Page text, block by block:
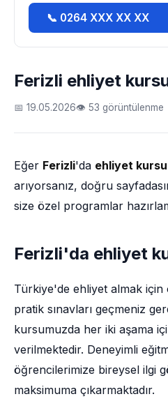
Ferizli ehliyet
📅 19.05.2026👁 53 görüntülenme
Eğer Ferizli'da ehliyet kursu
arıyorsanız, doğru
size özel programlar
Ferizli'da ehliyet
Türkiye'de ehliyet almak için
pratik sınavları geçmeniz
kursumuzda her iki aşama
verilmektedir. Deneyimli
öğrencilerimize bireysel ilgi
maksimuma çıkarmaktadır.
📞 0264 XXX XX XX